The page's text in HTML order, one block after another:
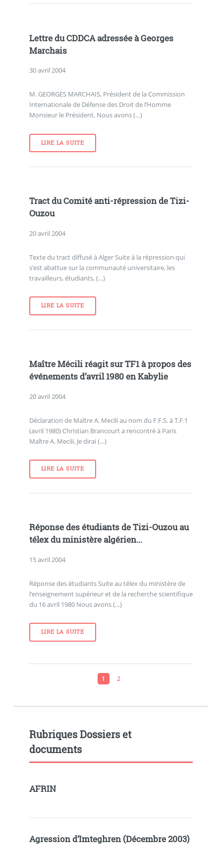
Lettre du CDDCA adressée à Georges
Marchais
30 avril 2004
M. GEORGES MARCHAIS, Président de la Commission
Internationale de Défense des Droit de l’Homme
Monsieur le Président, Nous avons (…)
LIRE LA SUITE
Tract du Comité anti-répression de Tizi-
Ouzou
20 avril 2004
Texte du tract diffusé à Alger Suite à la répression qui
s’est abattue sur la communauté universitaire, les
travailleurs, étudiants, (…)
LIRE LA SUITE
Maître Mécili réagit sur TF1 à propos des
événements d’avril 1980 en Kabylie
20 avril 2004
Déclaration de Maître A. Mecili au nom du F.F.S. à T.F.1
(avril 1980) Christian Brancourt a rencontré à Paris
Maître A. Mecili. Je dirai (…)
LIRE LA SUITE
Réponse des étudiants de Tizi-Ouzou au
télex du ministère algérien...
15 avril 2004
Réponse des étudiants Suite au télex du ministère de
l’enseignement supérieur et de la recherche scientifique
du 16 avril 1980 Nous avons (…)
LIRE LA SUITE
1 2
Rubriques Dossiers et
documents
AFRIN
Agression d’Imteghren (Décembre 2003)